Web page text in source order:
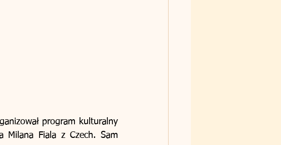
program kulturalny
Milana Fiala z Czech. Sam